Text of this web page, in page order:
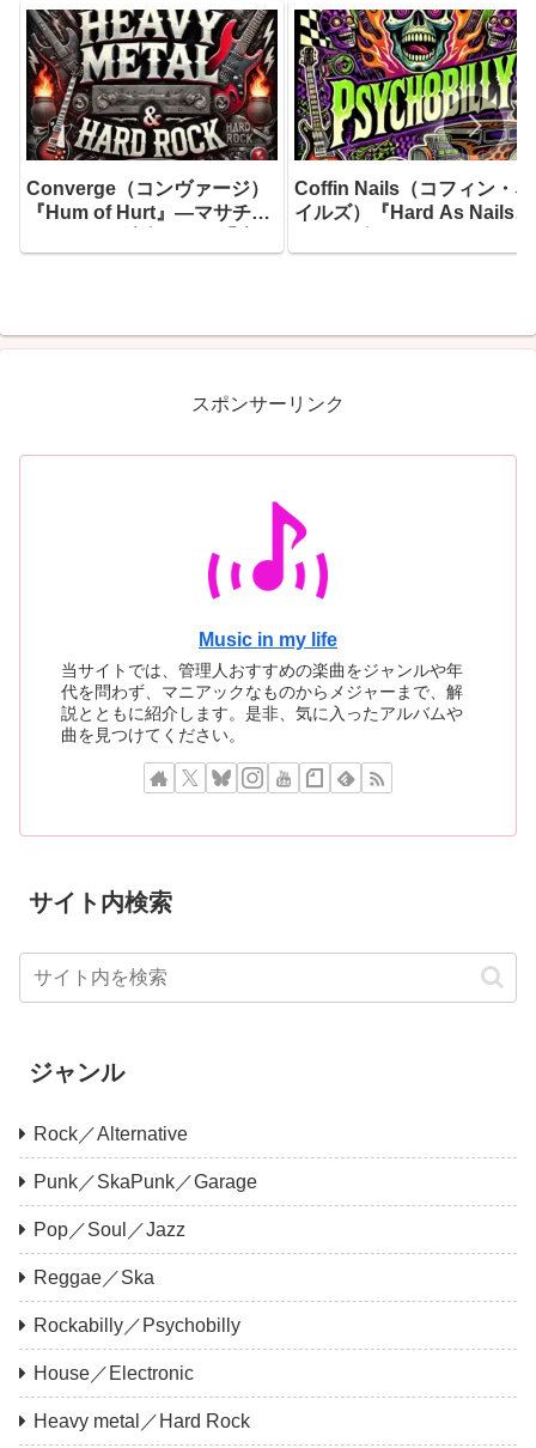
Converge（コンヴァージ）
『Hum of Hurt』―マサチュ
の唸り」を音に変えた、キャ
Coffin Nails（コフィン・ネ
イルズ）『Hard As Nails』
産声を上げたサイコビリー
ァスト、そして最もユーモ
スな一枚
スポンサーリンク
Music in my life
当サイトでは、管理人おすすめの楽曲をジャンルや年
代を問わず、マニアックなものからメジャーまで、解
説とともに紹介します。是非、気に入ったアルバムや
曲を見つけてください。
サイト内検索
ジャンル
Rock／Alternative
Punk／SkaPunk／Garage
Pop／Soul／Jazz
Reggae／Ska
Rockabilly／Psychobilly
House／Electronic
Heavy metal／Hard Rock